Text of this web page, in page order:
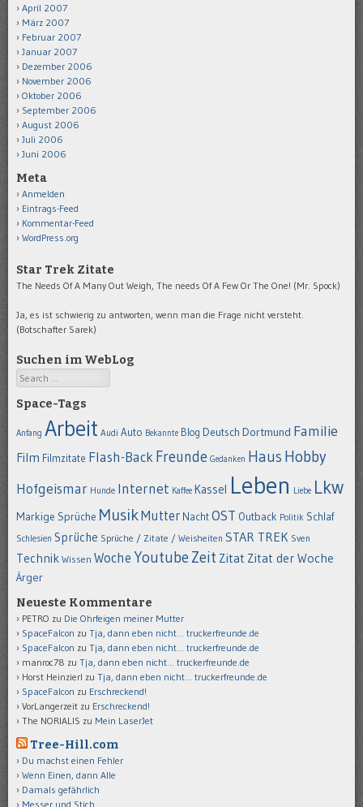
April 2007
März 2007
Februar 2007
Januar 2007
Dezember 2006
November 2006
Oktober 2006
September 2006
August 2006
Juli 2006
Juni 2006
Meta
Anmelden
Eintrags-Feed
Kommentar-Feed
WordPress.org
Star Trek Zitate
The Needs Of A Many Out Weigh, The needs Of A Few Or The One! (Mr. Spock)
Ja, es ist schwierig zu antworten, wenn man die Frage nicht versteht.
(Botschafter Sarek)
Suchen im WebLog
Search
Space-Tags
Anfang Arbeit Audi Auto Bekannte Blog Deutsch Dortmund Familie
Film Filmzitate Flash-BackFreunde Gedanken Haus Hobby
Hofgeismar Hunde Internet Kaffee Kassel Leben Liebe Lkw
Markige Sprüche MusikMutter NachtOST Outback Politik Schlaf
Schlesien Sprüche Sprüche / Zitate / Weisheiten STAR TREK Sven
Technik Wissen Woche Youtube Zeit Zitat Zitat der Woche
Ärger
Neueste Kommentare
PETRO zu Die Ohrfeigen meiner Mutter
SpaceFalcon zu Tja, dann eben nicht… truckerfreunde.de
SpaceFalcon zu Tja, dann eben nicht… truckerfreunde.de
manroc78 zu Tja, dann eben nicht… truckerfreunde.de
Horst Heinzierl zu Tja, dann eben nicht… truckerfreunde.de
SpaceFalcon zu Erschreckend!
VorLangerzeit zu Erschreckend!
The NORIALIS zu Mein LaserJet
Tree-Hill.com
Du machst einen Fehler
Wenn Einen, dann Alle
Damals gefährlich
Messer und Stich